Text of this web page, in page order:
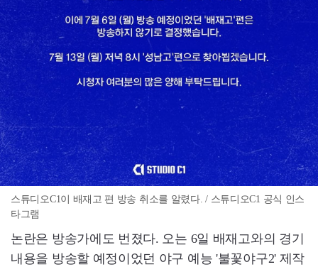
스튜디오C1이 배재고 편 방송 취소를 알렸다. / 스튜디오C1 공식 인스
타그램
논란은 방송가에도 번졌다. 오는 6일 배재고와의 경기
내용을 방송할 예정이었던 야구 예능 '불꽃야구2' 제작